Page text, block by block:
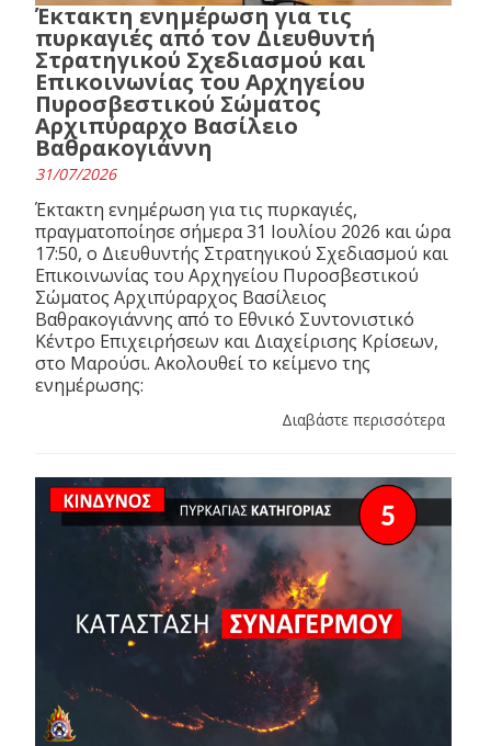
Έκτακτη ενημέρωση για τις
πυρκαγιές από τον Διευθυντή
Στρατηγικού Σχεδιασμού και
Επικοινωνίας του Αρχηγείου
Πυροσβεστικού Σώματος
Αρχιπύραρχο Βασίλειο
Βαθρακογιάννη
31/07/2026
Έκτακτη ενημέρωση για τις πυρκαγιές,
πραγματοποίησε σήμερα 31 Ιουλίου 2026 και ώρα
17:50, ο Διευθυντής Στρατηγικού Σχεδιασμού και
Επικοινωνίας του Αρχηγείου Πυροσβεστικού
Σώματος Αρχιπύραρχος Βασίλειος
Βαθρακογιάννης από το Εθνικό Συντονιστικό
Κέντρο Επιχειρήσεων και Διαχείρισης Κρίσεων,
στο Μαρούσι. Ακολουθεί το κείμενο της
ενημέρωσης:
Διαβάστε περισσότερα